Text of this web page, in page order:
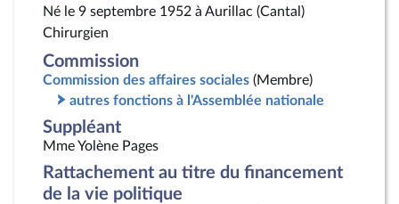
Né le 9 septembre 1952 à Aurillac (Cantal)
Chirurgien
Commission
Commission des affaires sociales (Membre)
autres fonctions à l'Assemblée nationale
Suppléant
Mme Yolène Pages
Rattachement au titre du financement
de la vie politique